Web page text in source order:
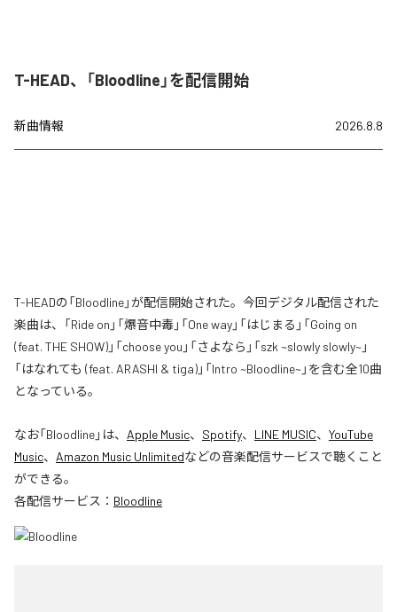
T-HEAD、「Bloodline」を配信開始
新曲情報 2026.8.8
T-HEADの「Bloodline」が配信開始された。今回デジタル配信された
楽曲は、「Ride on」「爆音中毒」「One way」「はじまる」「Going on
(feat. THE SHOW)」「choose you」「さよなら」「szk ~slowly slowly~」
「はなれても (feat. ARASHI & tiga)」「Intro ~Bloodline~」を含む全10曲
となっている。
なお「Bloodline」は、 Apple Music、 Spotify、 LINE MUSIC、 YouTube
Music、 Amazon Music Unlimitedなどの音楽配信サービスで聴くこと
ができる。
各配信サービス： Bloodline